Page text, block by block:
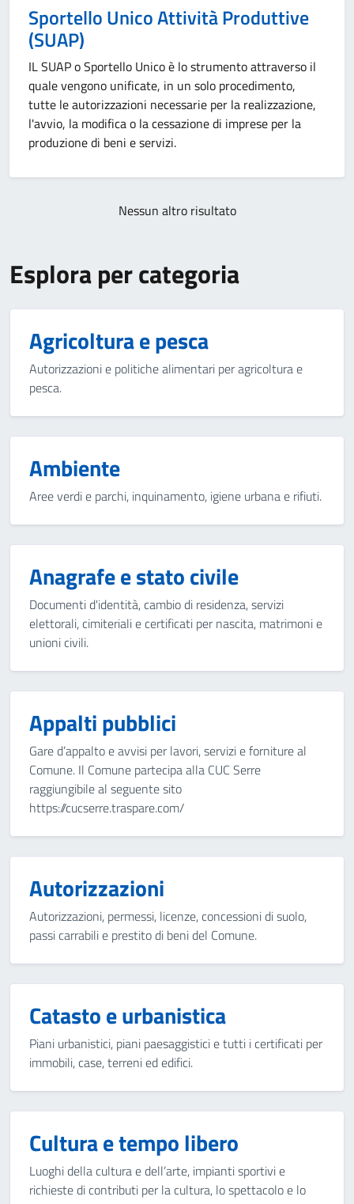
Sportello Unico Attività Produttive
(SUAP)
IL SUAP o Sportello Unico è lo strumento attraverso il
quale vengono unificate, in un solo procedimento,
tutte le autorizzazioni necessarie per la realizzazione,
l'avvio, la modifica o la cessazione di imprese per la
produzione di beni e servizi.
Nessun altro risultato
Esplora per categoria
Agricoltura e pesca
Autorizzazioni e politiche alimentari per agricoltura e
pesca.
Ambiente
Aree verdi e parchi, inquinamento, igiene urbana e rifiuti.
Anagrafe e stato civile
Documenti d'identità, cambio di residenza, servizi
elettorali, cimiteriali e certificati per nascita, matrimoni e
unioni civili.
Appalti pubblici
Gare d’appalto e avvisi per lavori, servizi e forniture al
Comune. Il Comune partecipa alla CUC Serre
raggiungibile al seguente sito
https://cucserre.traspare.com/
Autorizzazioni
Autorizzazioni, permessi, licenze, concessioni di suolo,
passi carrabili e prestito di beni del Comune.
Catasto e urbanistica
Piani urbanistici, piani paesaggistici e tutti i certificati per
immobili, case, terreni ed edifici.
Cultura e tempo libero
Luoghi della cultura e dell’arte, impianti sportivi e
richieste di contributi per la cultura, lo spettacolo e lo